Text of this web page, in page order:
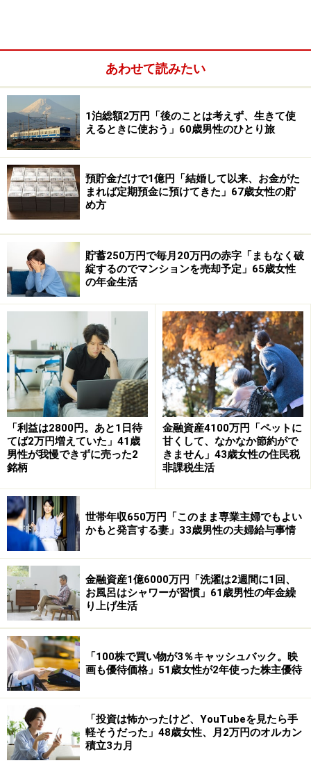
奨学金を借りた経緯について「ひとり親のため奨学金を
借りました。当時は私立と公立の（学費の）違いなどあ
まり分かっておらず、そのまま私立大学に進んだため、
す」と^_^さん。
返済は生活に「かなり影響している」と回答。「お金が
なさすぎて減額したり、猶予をもらったりを繰り返して
います。アルバイトのため、収入も多くないので苦しい
です。いったい何歳まで返さないといけないのか。先が
見えません」と話します。
教職を目指すも授業とバイトの両立が難し
く断念
返済中に最も印象に残っている出来事として、「返済が
1カ月遅れると電話がたくさんかかってきます。減額し
ないのが苦しいです」と語った^_^さん。
大学時代の経緯についても明かします。「教員免許を取
りたかったのですが、国家資格の取得が必要な学部だっ
たため、国家資格と教職の授業でフルコマ（1日の最終
限目まで全ての授業が埋まっている状態）だった。その
状態でアルバイトをするのがしんどかったし、結局両立
が難しく、教職を辞めざるを得なかった。本当に苦し
い」とのこと。
奨学金を借りてよかったかという問いには「どちらとも
いえない」と回答。「ひとり親だったので、借りないと
大学には行けない。借りないという選択肢はありませ
ん。さらに生活費を稼ぐ必要があり、アルバイトを掛け
持ちしたり、テスト期間も働いていました」と語りま
あわせて読みたい
1泊総額2万円「後のことは考えず、生きて使
えるときに使おう」60歳男性のひとり旅
預貯金だけで1億円「結婚して以来、お金がた
まれば定期預金に預けてきた」67歳女性の貯
め方
貯蓄250万円で毎月20万円の赤字「まもなく破
綻するのでマンションを売却予定」65歳女性
の年金生活
「利益は2800円。あと1日待
てば2万円増えていた」41歳
男性が我慢できずに売った2
銘柄
金融資産4100万円「ペットに
甘くして、なかなか節約がで
きません」43歳女性の住民税
非課税生活
世帯年収650万円「このまま専業主婦でもよい
かもと発言する妻」33歳男性の夫婦給与事情
金融資産1億6000万円「洗濯は2週間に1回、
お風呂はシャワーが習慣」61歳男性の年金繰
り上げ生活
「100株で買い物が3％キャッシュバック。映
画も優待価格」51歳女性が2年使った株主優待
「投資は怖かったけど、YouTubeを見たら手
軽そうだった」48歳女性、月2万円のオルカン
積立3カ月